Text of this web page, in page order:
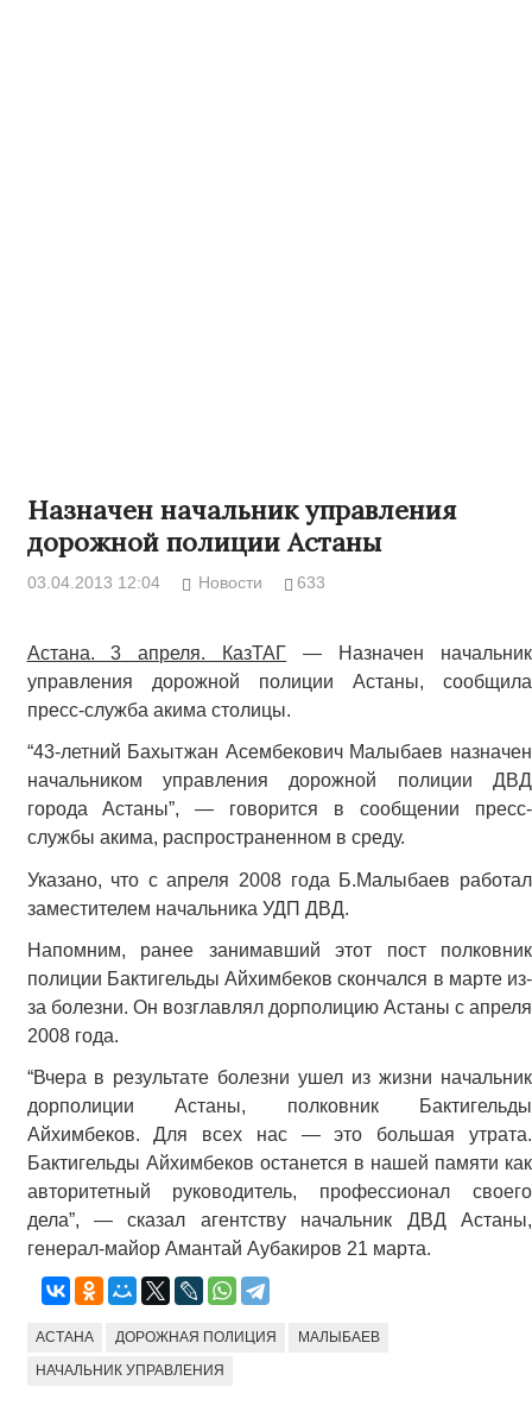
Назначен начальник управления
дорожной полиции Астаны
03.04.2013 12:04 Новости 633
Астана. 3 апреля. КазТАГ — Назначен начальник
управления дорожной полиции Астаны, сообщила
пресс-служба акима столицы.
“43-летний Бахытжан Асембекович Малыбаев назначен
начальником управления дорожной полиции ДВД
города Астаны”, — говорится в сообщении пресс-
службы акима, распространенном в среду.
Указано, что с апреля 2008 года Б.Малыбаев работал
заместителем начальника УДП ДВД.
Напомним, ранее занимавший этот пост полковник
полиции Бактигельды Айхимбеков скончался в марте из-
за болезни. Он возглавлял дорполицию Астаны с апреля
2008 года.
“Вчера в результате болезни ушел из жизни начальник
дорполиции Астаны, полковник Бактигельды
Айхимбеков. Для всех нас — это большая утрата.
Бактигельды Айхимбеков останется в нашей памяти как
авторитетный руководитель, профессионал своего
дела”, — сказал агентству начальник ДВД Астаны,
генерал-майор Амантай Аубакиров 21 марта.
АСТАНА ДОРОЖНАЯ ПОЛИЦИЯ МАЛЫБАЕВ
НАЧАЛЬНИК УПРАВЛЕНИЯ